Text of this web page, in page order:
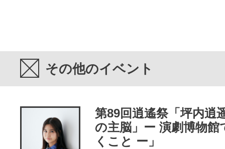
その他のイベント
第89回逍遙祭「坪内逍
の主脳」ー 演劇博物館
くこと ー」